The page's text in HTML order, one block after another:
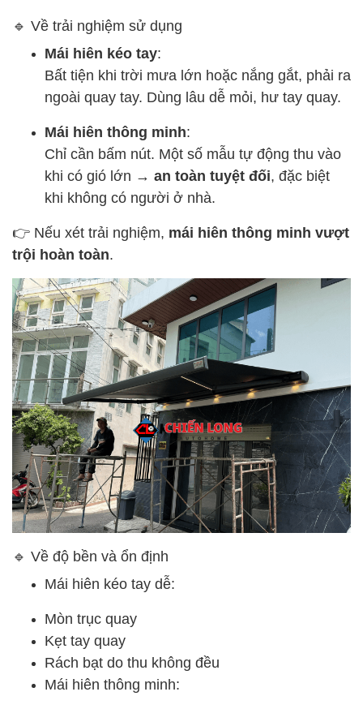
🔹 Về trải nghiệm sử dụng
Mái hiên kéo tay:
Bất tiện khi trời mưa lớn hoặc nắng gắt, phải ra
ngoài quay tay. Dùng lâu dễ mỏi, hư tay quay.
Mái hiên thông minh:
Chỉ cần bấm nút. Một số mẫu tự động thu vào
khi có gió lớn → an toàn tuyệt đối, đặc biệt
khi không có người ở nhà.
👉 Nếu xét trải nghiệm, mái hiên thông minh vượt
trội hoàn toàn.
🔹 Về độ bền và ổn định
Mái hiên kéo tay dễ:
Mòn trục quay
Kẹt tay quay
Rách bạt do thu không đều
Mái hiên thông minh: